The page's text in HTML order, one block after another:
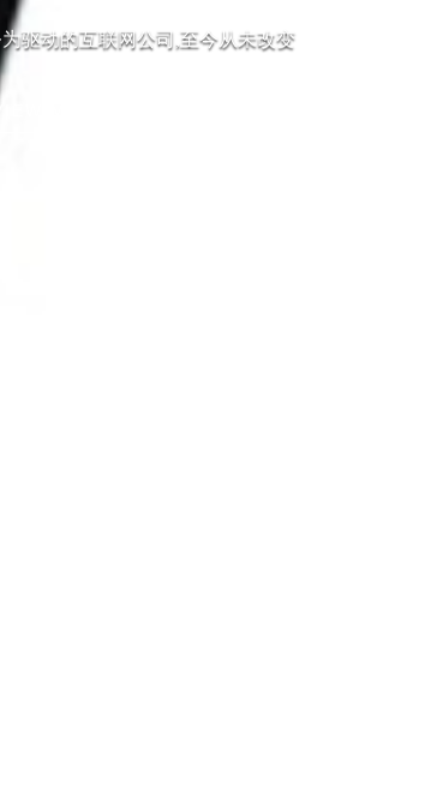
驱动的互联网公司,至今从未改变
MORE +